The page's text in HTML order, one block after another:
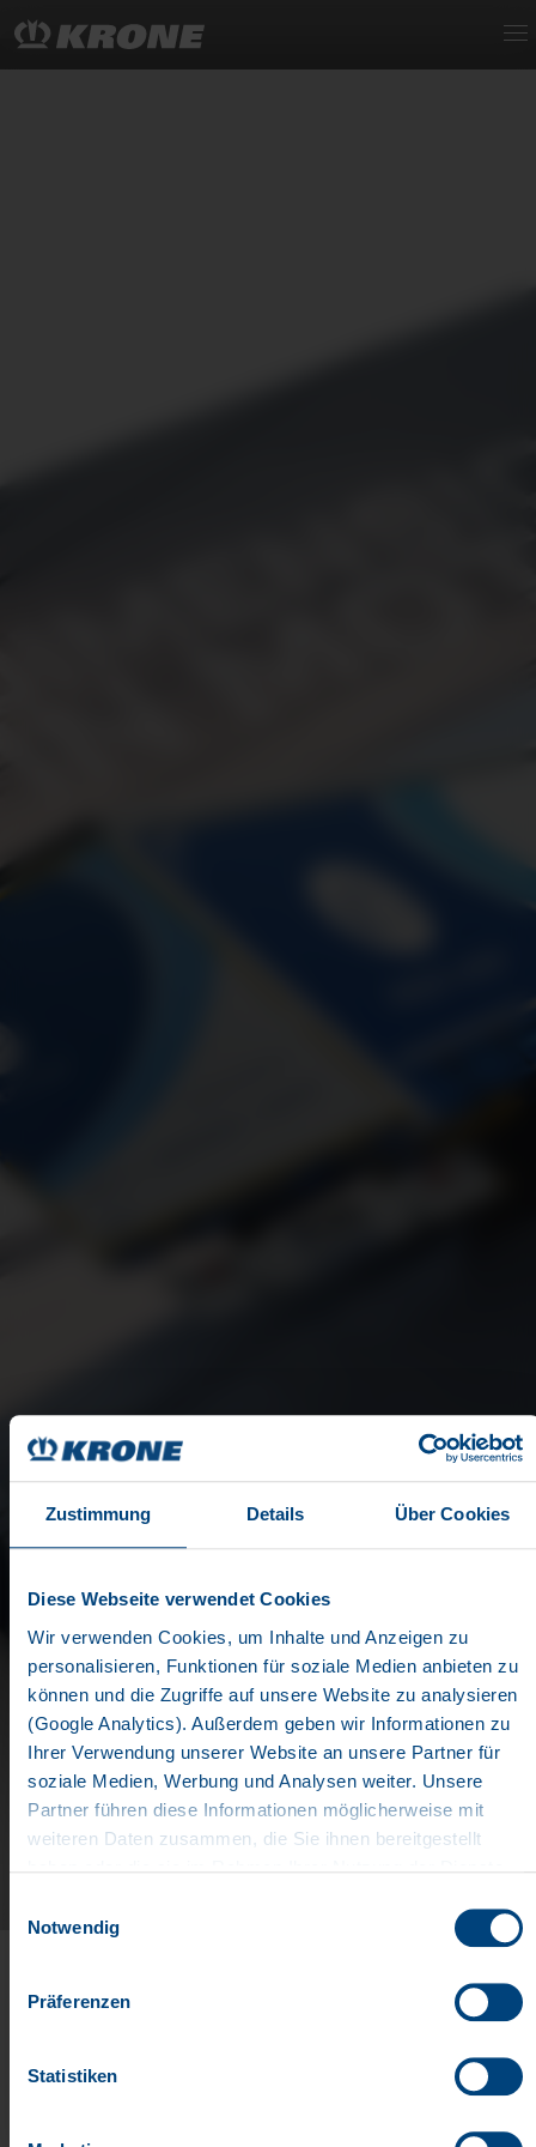
Zustimmung Details Über Cookies
Diese Webseite verwendet Cookies
Wir verwenden Cookies, um Inhalte und Anzeigen zu
personalisieren, Funktionen für soziale Medien anbieten zu
können und die Zugriffe auf unsere Website zu analysieren
(Google Analytics). Außerdem geben wir Informationen zu
Ihrer Verwendung unserer Website an unsere Partner für
soziale Medien, Werbung und Analysen weiter. Unsere
Partner führen diese Informationen möglicherweise mit
weiteren Daten zusammen, die Sie ihnen bereitgestellt
auch Dienstleister in Drittländern außerhalb der EU mit
abweichenden Datenschutzbestimmungen ein, wodurch
Kontrollverlust bzgl. übermittelter Daten bestehen kann.
Impressum
Notwendig
Präferenzen
Statistiken
WELL-INFORMED
Documents
IMAGEBROCHURE
well as for innovation. Working with you, we seek to
we align our products and services with the forward-
looking megatrends of "digitalisation, automation,